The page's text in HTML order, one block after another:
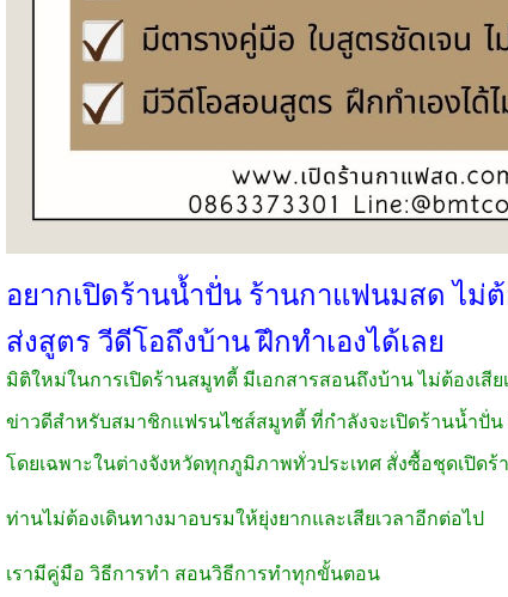
อยากเปิดร้านน้ำปั่น ร้านกาแฟนมสดไม่ต้
ส่งสูตร วีดีโอถึงบ้าน ฝึกทำเองได้เลย
มิติใหม่ในการเปิดร้านสมูทตี้ มีเอกสารสอนถึงบ้าน ไม่ต้องเสีย
ข่าวดีสำหรับสมาชิกแฟรนไชส์สมูทตี้ ที่กำลังจะเปิดร้านน้ำปั่
โดยเฉพาะในต่างจังหวัดทุกภูมิภาพทั่วประเทศ สั่งซื้อชุดเปิด
ท่านไม่ต้องเดินทางมาอบรมให้ยุ่งยากและเสียเวลาอีกต่อไป
เรามีคู่มือ วิธีการทำ สอนวิธีการทำทุกขั้นตอน